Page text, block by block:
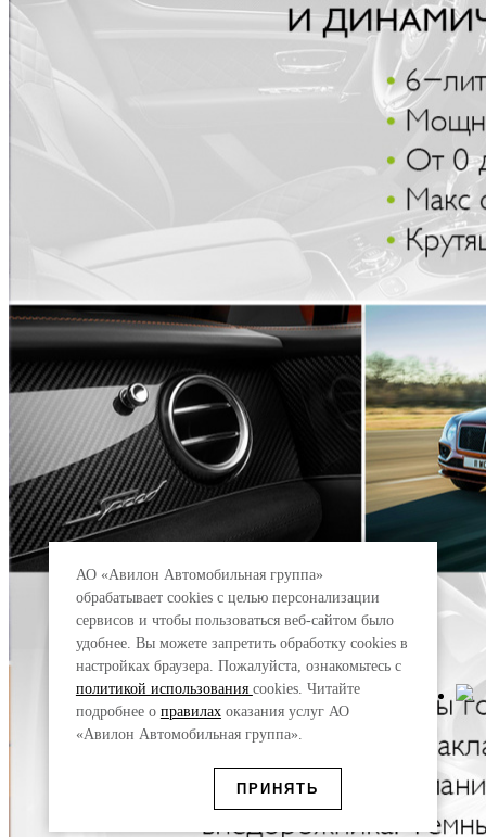
АО «Авилон Автомобильная группа»
обрабатывает cookies с целью персонализации
сервисов и чтобы пользоваться веб-сайтом было
удобнее. Вы можете запретить обработку сookies в
настройках браузера. Пожалуйста, ознакомьтесь с
политикой использования cookies. Читайте
подробнее о правилахоказания услуг АО
«Авилон Автомобильная группа».
ПРИНЯТЬ